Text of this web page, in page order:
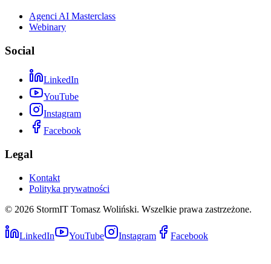
Agenci AI Masterclass
Webinary
Social
LinkedIn
YouTube
Instagram
Facebook
Legal
Kontakt
Polityka prywatności
© 2026 StormIT Tomasz Woliński. Wszelkie prawa zastrzeżone.
LinkedIn YouTube Instagram Facebook